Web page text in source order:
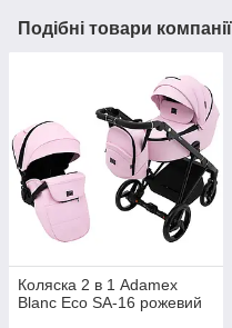
Подібні товари компанії
Коляска 2 в 1 Adamex
Blanc Eco SA-16 рожевий